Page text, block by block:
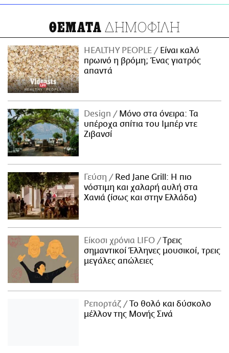
ΘΕΜΑΤΑ ΔΗΜΟΦΙΛΗ
HEALTHY PEOPLE
Είναι καλό
πρωινό η βρόμη; Ένας γιατρός
απαντά
Design
Μόνο στα όνειρα: Τα
υπέροχα σπίτια του Ιμπέρ ντε
Ζιβανσί
Γεύση
Red Jane Grill: Η πιο
νόστιμη και χαλαρή αυλή στα
Χανιά (ίσως και στην Ελλάδα)
Είκοσι χρόνια LIFO
Tρεις
σημαντικοί Έλληνες μουσικοί, τρεις
μεγάλες απώλειες
Ρεπορτάζ
Το θολό και δύσκολο
μέλλον της Μονής Σινά